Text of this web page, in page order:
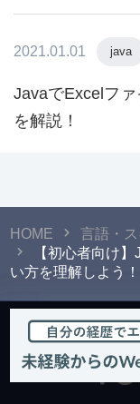
2021.01.01 java
JavaでExcelフ
を解説！
HOME 言語・
【初心者向け
い方を理解しよう！